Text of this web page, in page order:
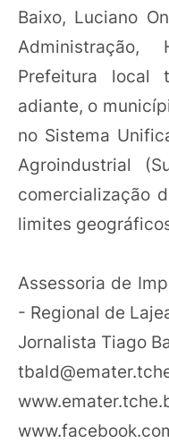
Baixo, Luciano
Administração,
Prefeitura local
adiante, o
no Sistema
Agroindustrial
comercialização
limites
Assessoria de
- Regional de
Jornalista Tiago